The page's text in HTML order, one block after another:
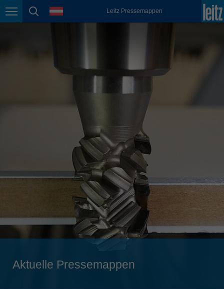
Seitennavigation
Seitensuche
Sprache Leitz Pressemappen
México
deutsch
Polska
polski
Portugal
português
România
Română
Schweiz
deutsch français
Singapore
english
Slovenija
Aktuelle Pressemappen